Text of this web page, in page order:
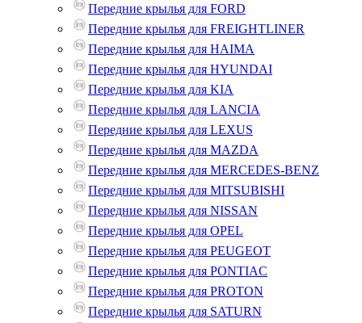
Передние крылья для FORD
Передние крылья для FREIGHTLINER
Передние крылья для HAIMA
Передние крылья для HYUNDAI
Передние крылья для KIA
Передние крылья для LANCIA
Передние крылья для LEXUS
Передние крылья для MAZDA
Передние крылья для MERCEDES-BENZ
Передние крылья для MITSUBISHI
Передние крылья для NISSAN
Передние крылья для OPEL
Передние крылья для PEUGEOT
Передние крылья для PONTIAC
Передние крылья для PROTON
Передние крылья для SATURN